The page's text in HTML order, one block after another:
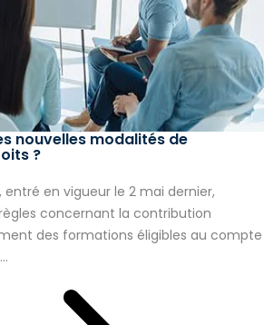
nouvelles modalités de
?
en vigueur le 2 mai dernier,
concernant la contribution
des formations éligibles au compte